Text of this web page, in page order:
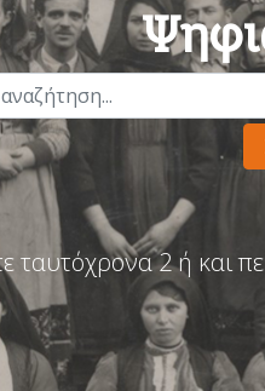
ταυτόχρονα 2 ή και